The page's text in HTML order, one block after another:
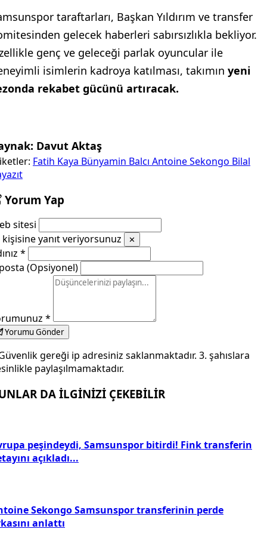
taraftarları, Başkan Yıldırım ve transfer
gelecek haberleri sabırsızlıkla bekliyor.
genç ve geleceği parlak oyuncular ile
isimlerin kadroya katılması, takımın yeni
rekabet gücünü artıracak.
Davut Aktaş
Fatih Kaya Bünyamin Balcı Antoine Sekongo Bilal
Yorum Yap
sitesi
kişisine yanıt veriyorsunuz
✕
*
(Opsiyonel)
*
Yorumu Gönder
gereği ip adresiniz saklanmaktadır. 3. şahıslara
paylaşılmamaktadır.
DA İLGİNİZİ ÇEKEBİLİR
peşindeydi, Samsunspor bitirdi! Fink transferin
açıkladı...
Sekongo Samsunspor transferinin perde
anlattı